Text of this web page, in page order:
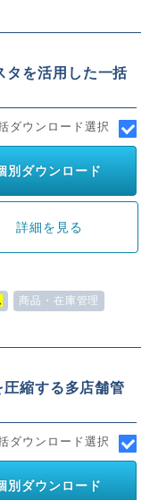
タを活用した一括
ダウンロード選択
別ダウンロード
詳細を見る
商品・在庫管理
縮する多店舗管
ダウンロード選択
別ダウンロード